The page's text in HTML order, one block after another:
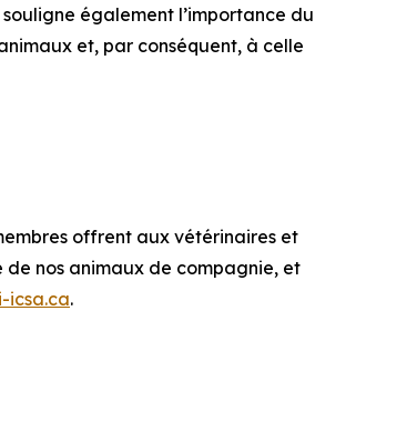
également l’importance du
et, par conséquent, à celle
offrent aux vétérinaires et
de nos animaux de compagnie, et
icsa.ca.